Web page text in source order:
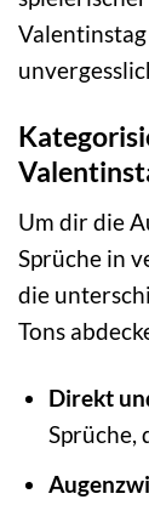
Um dir die
Sprüche in
die
Tons
Direkt
Sprüche,